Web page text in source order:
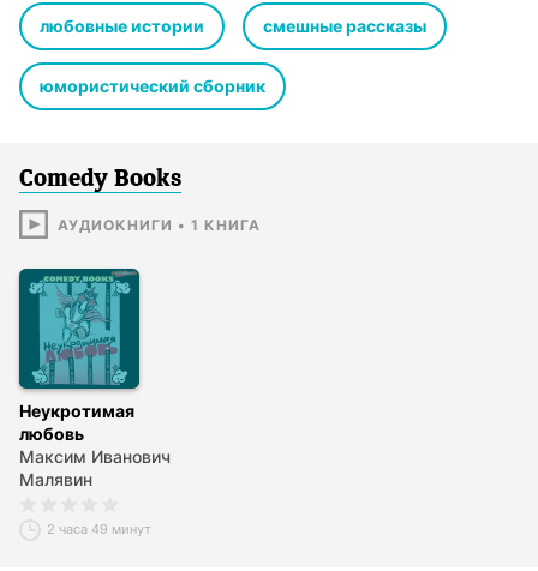
© Оформление ООО «Издательство АСТ», 2022
© & ℗ ООО «Издательство АСТ», «Аудиокнига», 2022
любовные истории смешные рассказы
юмористический сборник
Comedy Books
АУДИОКНИГИ • 1 КНИГА
Неукротимая
любовь
Максим Иванович
Малявин
2 часа 49 минут